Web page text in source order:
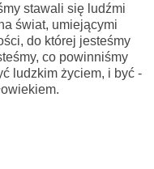
stawali się ludźmi
świat, umiejącymi
do której jesteśmy
co powinniśmy
ludzkim życiem, i być -